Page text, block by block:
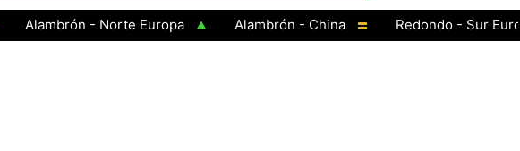
- Norte Europa Alambrón - China
Redondo - Sur Europa